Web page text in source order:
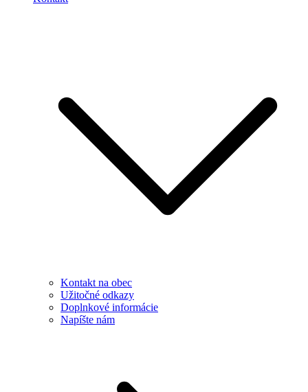
Kontakt na obec
Užitočné odkazy
Doplnkové informácie
Napíšte nám